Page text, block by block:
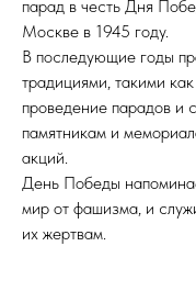
парад в честь Дня
Москве в 1945 году.
В последующие годы
традициями, такими
проведение парадов и
памятникам и
акций.
День Победы
мир от фашизма, и
их жертвам.